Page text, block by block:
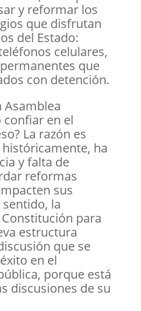
y reformar los
que disfrutan
del Estado:
celulares,
que
con detención.
Asamblea
confiar en el
La razón es
ha
y falta de
reformas
sus
la
para
estructura
que se
en el
porque está
discusiones de su